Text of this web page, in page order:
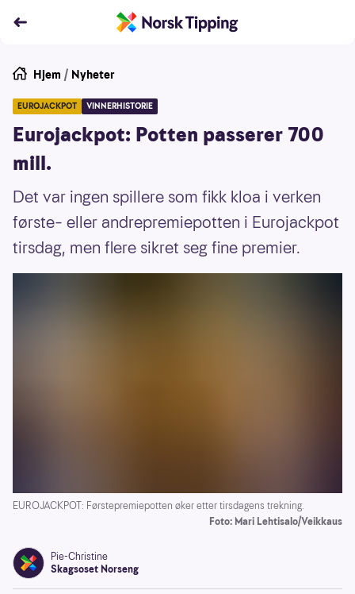
Hjem / Nyheter
EUROJACKPOT VINNERHISTORIE
Eurojackpot: Potten passerer 700
mill.
Det var ingen spillere som fikk kloa i verken
første– eller andrepremiepotten i Eurojackpot
tirsdag, men flere sikret seg fine premier.
EUROJACKPOT: Førstepremiepotten øker etter tirsdagens trekning.
Foto: Mari Lehtisalo/Veikkaus
Pie-Christine
Skagsoset Norseng